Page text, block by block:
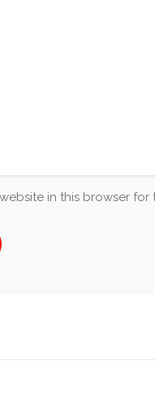
in this browser